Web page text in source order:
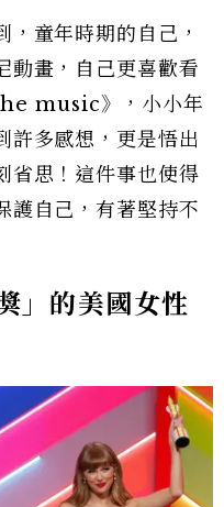
童年時期的自己，
動畫，自己更喜歡看
music》，小小年
許多感想，更是悟出
省思！這件事也使得
護自己，有著堅持不
」的美國女性